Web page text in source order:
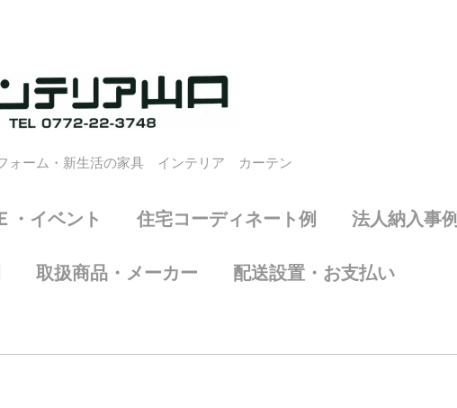
ォーム・新生活の家具 インテリア カーテン
・イベント 住宅コーディネート例 法人納入事例
取扱商品・メーカー 配送設置・お支払い